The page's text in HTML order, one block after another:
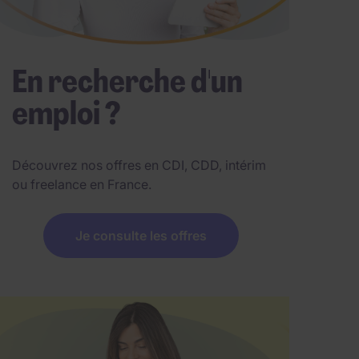
En recherche d'un
emploi ?
Découvrez nos offres en CDI, CDD, intérim
ou freelance en France.
Je consulte les offres